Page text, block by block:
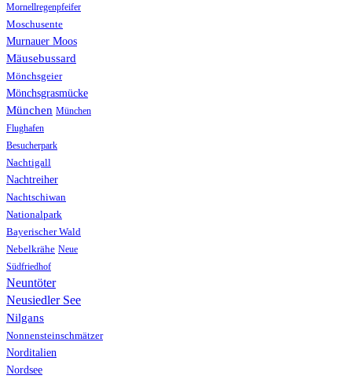
Mornellregenpfeifer
Moschusente
Murnauer Moos
Mäusebussard
Mönchsgeier
Mönchsgrasmücke
München München
Flughafen
Besucherpark
Nachtigall
Nachtreiher
Nachtschiwan
Nationalpark
Bayerischer Wald
Nebelkrähe Neue
Südfriedhof
Neuntöter
Neusiedler See
Nilgans
Nonnensteinschmätzer
Norditalien
Nordsee